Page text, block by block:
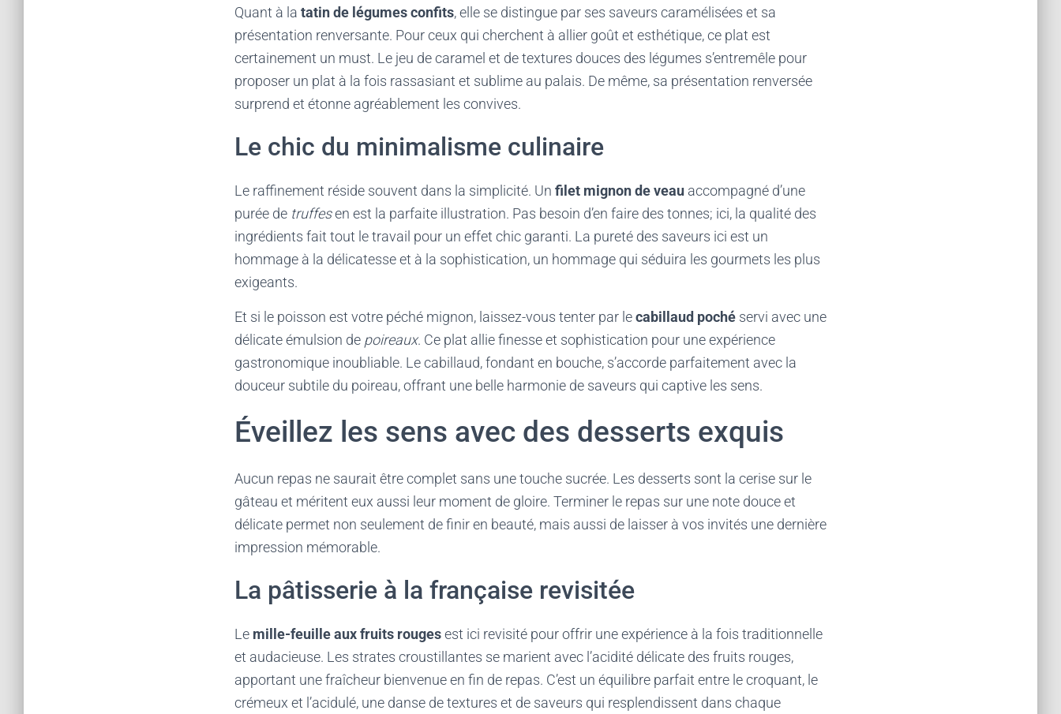
Quant à la tatin de légumes confits, elle se distingue par ses saveurs caramélisées et sa
présentation renversante. Pour ceux qui cherchent à allier goût et esthétique, ce plat est
certainement un must. Le jeu de caramel et de textures douces des légumes s’entremêle pour
proposer un plat à la fois rassasiant et sublime au palais. De même, sa présentation renversée
surprend et étonne agréablement les convives.
Le chic du minimalisme culinaire
Le raffinement réside souvent dans la simplicité. Un filet mignon de veau accompagné d’une
purée de truffesen est la parfaite illustration. Pas besoin d’en faire des tonnes; ici, la qualité des
ingrédients fait tout le travail pour un effet chic garanti. La pureté des saveurs ici est un
hommage à la délicatesse et à la sophistication, un hommage qui séduira les gourmets les plus
exigeants.
Et si le poisson est votre péché mignon, laissez-vous tenter par lecabillaud poché servi avec une
délicate émulsion de poireaux. Ce plat allie finesse et sophistication pour une expérience
gastronomique inoubliable. Le cabillaud, fondant en bouche, s’accorde parfaitement avec la
douceur subtile du poireau, offrant une belle harmonie de saveurs qui captive les sens.
Éveillez les sens avec des desserts exquis
Aucun repas ne saurait être complet sans une touche sucrée. Les desserts sont la cerise sur le
gâteau et méritent eux aussi leur moment de gloire. Terminer le repas sur une note douce et
délicate permet non seulement de finir en beauté, mais aussi de laisser à vos invités une dernière
impression mémorable.
La pâtisserie à la française revisitée
Le mille-feuille aux fruits rougesest ici revisité pour offrir une expérience à la fois traditionnelle
et audacieuse. Les strates croustillantes se marient avec l’acidité délicate des fruits rouges,
apportant une fraîcheur bienvenue en fin de repas. C’est un équilibre parfait entre le croquant, le
crémeux et l’acidulé, une danse de textures et de saveurs qui resplendissent dans chaque